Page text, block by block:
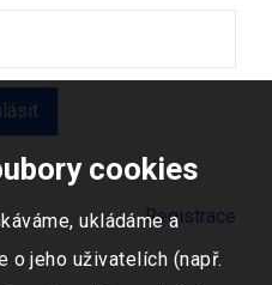
Registrace
cookies
ukládáme a
o jeho uživatelích (např.